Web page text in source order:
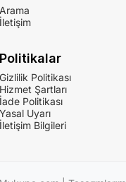
Arama
İletişim
Politikalar
Gizlilik Politikası
Hizmet Şartları
İade Politikası
Yasal Uyarı
İletişim Bilgileri